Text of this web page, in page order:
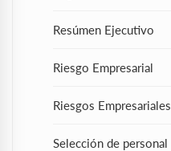
Resúmen Ejecutivo
Riesgo Empresarial
Riesgos Empresariales
Selección de personal